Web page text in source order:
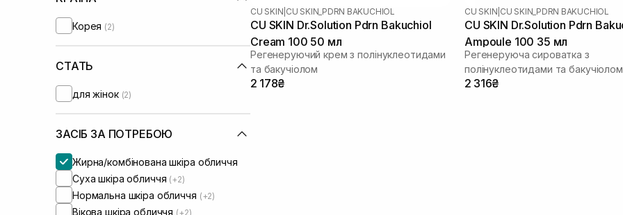
Корея (2)
СТАТЬ
для жінок (2)
ЗАСІБ ЗА ПОТРЕБОЮ
Жирна/комбінована шкіра обличчя
Суха шкіра обличчя (+2)
Нормальна шкіра обличчя (+2)
Вікова шкіра обличчя (+2)
CU SKIN CU SKIN_PDRN BAKUCHIOL
CU SKIN Dr.Solution Pdrn Bakuchiol
Cream 100 50 мл
Регенеруючий крем з полінуклеотидами
та бакучіолом
2 178₴
CU SKIN CU SKIN_PDRN BAKUCHIOL
CU SKIN Dr.Solution Pdrn
Ampoule 100 35 мл
Регенеруюча сироватка з
полінуклеотидами та бакучіолом
2 316₴